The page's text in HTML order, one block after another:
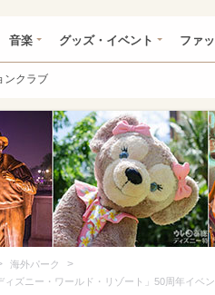
音楽 グッズ・イベント ファ
ンクラブ
海外パーク >
ズニー・ワールド・リゾート」50周年イベ